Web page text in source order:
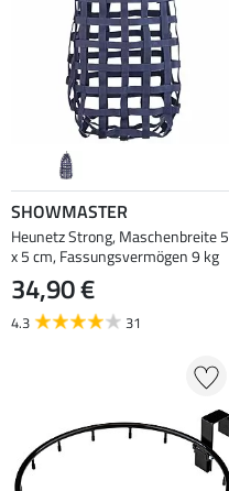
SHOWMASTER
Heunetz Strong, Maschenbreite 5
x 5 cm, Fassungsvermögen 9 kg
34,90 €
4.3 31